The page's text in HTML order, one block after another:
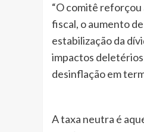
“O comitê
fiscal, o aumento
estabilização da
impactos
desinflação em
A taxa neutra é